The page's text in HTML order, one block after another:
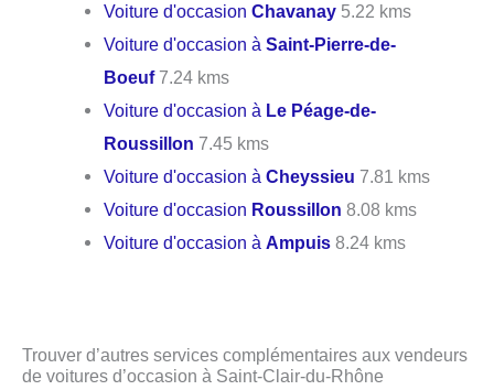
Voiture d'occasionChavanay 5.22 kms
Voiture d'occasion àSaint-Pierre-de-
Boeuf7.24 kms
Voiture d'occasion à Le Péage-de-
Roussillon 7.45 kms
Voiture d'occasion àCheyssieu 7.81 kms
Voiture d'occasion Roussillon 8.08 kms
Voiture d'occasion àAmpuis 8.24 kms
Trouver d’autres services complémentaires aux vendeurs
de voitures d’occasion à Saint-Clair-du-Rhône